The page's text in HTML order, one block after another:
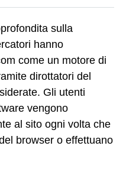
sulla
hanno
come un motore di
dirottatori del
Gli utenti
vengono
al sito ogni volta che
browser o effettuano